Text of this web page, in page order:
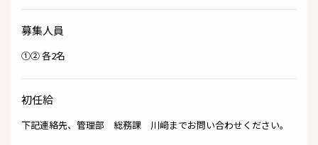
募集人員
①② 各2名
初任給
下記連絡先、管理部 総務課 川﨑までお問い合わせください。